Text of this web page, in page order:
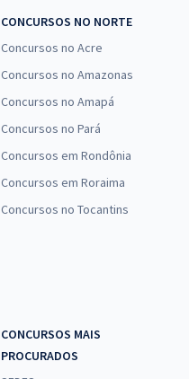
CONCURSOS NO NORTE
Concursos no Acre
Concursos no Amazonas
Concursos no Amapá
Concursos no Pará
Concursos em Rondônia
Concursos em Roraima
Concursos no Tocantins
CONCURSOS MAIS
PROCURADOS